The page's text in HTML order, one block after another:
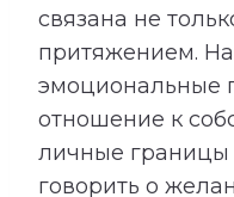
связана не
притяжением.
эмоциональные
отношение к
личные границы
говорить о